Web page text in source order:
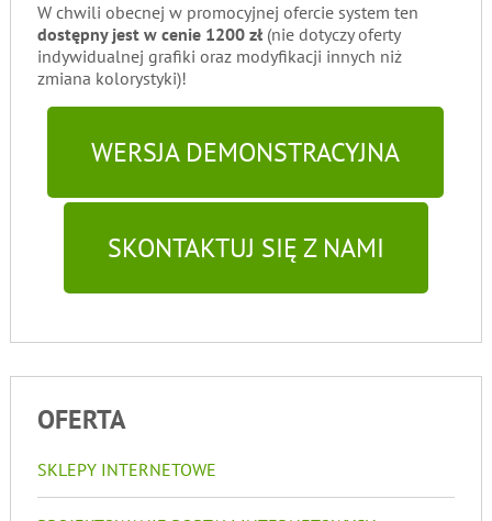
W chwili obecnej w promocyjnej ofercie system ten
dostępny jest w cenie 1200 zł(nie dotyczy oferty
indywidualnej grafiki oraz modyfikacji innych niż
zmiana kolorystyki)!
WERSJA DEMONSTRACYJNA
SKONTAKTUJ SIĘ Z NAMI
OFERTA
SKLEPY INTERNETOWE